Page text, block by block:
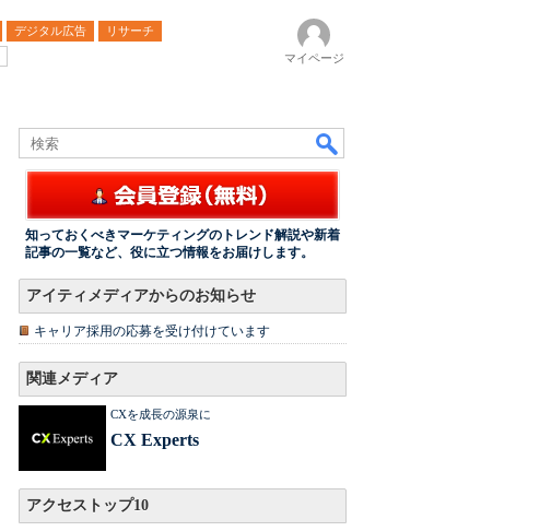
デジタル広告
リサーチ
マイページ
知っておくべきマーケティングのトレンド解説や新着
記事の一覧など、役に立つ情報をお届けします。
アイティメディアからのお知らせ
キャリア採用の応募を受け付けています
関連メディア
CXを成長の源泉に
CX Experts
アクセストップ10